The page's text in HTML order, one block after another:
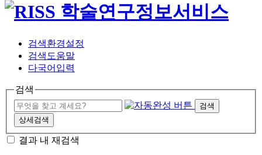
검색환경설정
검색도움말
다국어입력
검색
검색
상세검색
결과 내 재검색